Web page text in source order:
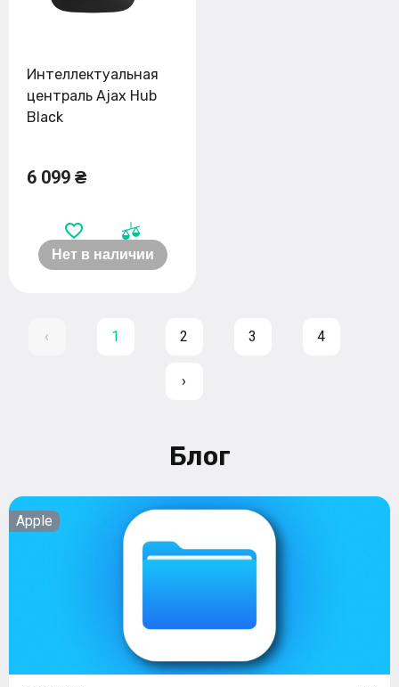
Интеллектуальная
централь Ajax Hub
Black
6 099 ₴
Нет в наличии
‹ 1 2 3 4
›
Блог
Apple